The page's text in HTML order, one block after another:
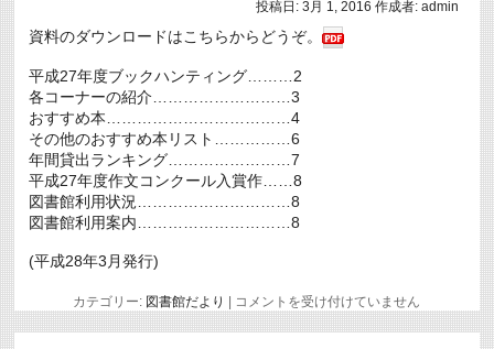
車
き
は
投稿日: 3月 1, 2016 作成者: admin
資料のダウンロードはこちらからどうぞ。
平成27年度ブックハンティング………2
各コーナーの紹介………………………3
おすすめ本………………………………4
その他のおすすめ本リスト……………6
年間貸出ランキング……………………7
平成27年度作文コンクール入賞作……8
図書館利用状況…………………………8
図書館利用案内…………………………8
(平成28年3月発行)
カテゴリー: 図書館だより
図
書
館
コメントを受け付けていません